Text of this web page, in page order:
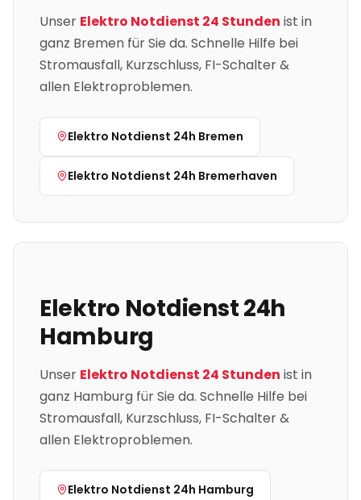
Unser Elektro Notdienst 24 Stunden ist in
ganz Bremen für Sie da. Schnelle Hilfe bei
Stromausfall, Kurzschluss, FI-Schalter &
allen Elektroproblemen.
Elektro Notdienst 24h Bremen
Elektro Notdienst 24h Bremerhaven
Elektro Notdienst 24h
Hamburg
Unser Elektro Notdienst 24 Stunden ist in
ganz Hamburg für Sie da. Schnelle Hilfe bei
Stromausfall, Kurzschluss, FI-Schalter &
allen Elektroproblemen.
Elektro Notdienst 24h Hamburg